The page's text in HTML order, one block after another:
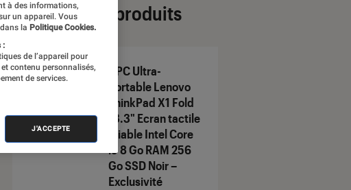
Sélection de produits
PC Ultra-
Portable Lenovo
ThinkPad X1 Fold
13.3" Ecran tactile
pliable Intel Core
i5 8 Go RAM 256
Go SSD Noir –
Exclusivité
à des informations,
un appareil. Vous
la Politique Cookies.
:
de l’appareil pour
contenu personnalisés,
de services.
J'ACCEPTE